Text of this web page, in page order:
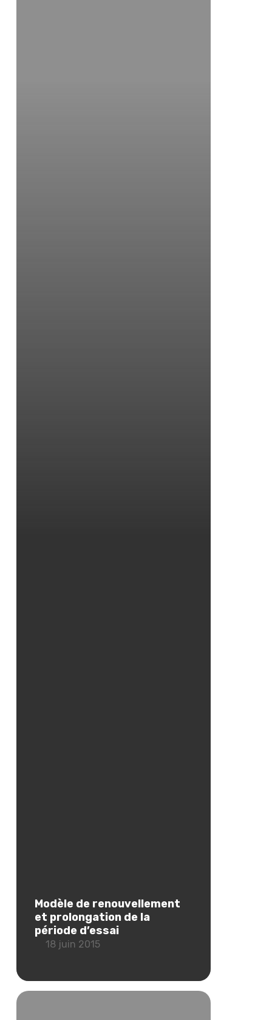
Modèle de renouvellement
et prolongation de la
période d’essai
18 juin 2015